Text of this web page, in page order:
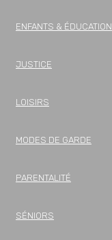
ENFANTS & ÉDUCATION
JUSTICE
LOISIRS
MODES DE GARDE
PARENTALITÉ
SÉNIORS